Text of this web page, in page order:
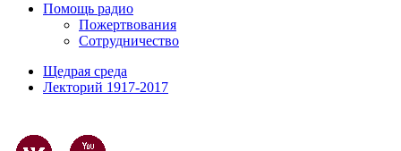
Помощь радио
Пожертвования
Сотрудничество
Щедрая среда
Лекторий 1917-2017